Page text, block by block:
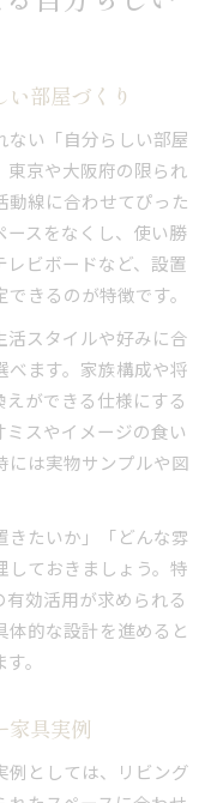
部屋づくり
ない「自分らしい部屋
東京や大阪府の限られ
動線に合わせてぴった
ースをなくし、使い勝
ビボードなど、設置
きるのが特徴です。
活スタイルや好みに合
べます。家族構成や将
ができる仕様にする
スやイメージの食い
には実物サンプルや図
きたいか」「どんな雰
しておきましょう。特
効活用が求められる
的な設計を進めると
。
家具実例
例としては、リビング